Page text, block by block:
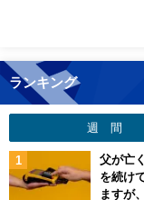
ランキング
週 間
父が亡
を続け
ますが